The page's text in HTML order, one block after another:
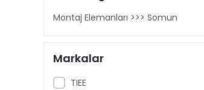
Montaj Elemanları >>> Somun
Markalar
TIEE